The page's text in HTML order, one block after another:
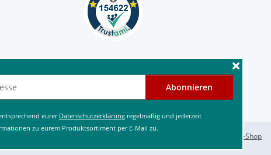
Abonnieren
eurer Datenschutzerklärungregelmäßig und jederzeit
zu eurem Produktsortiment per E-Mail zu.
JTL-Shop